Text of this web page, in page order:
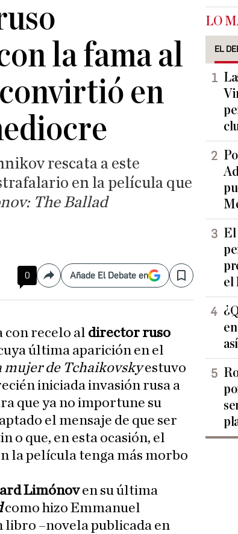
la fama al
en
rescata a este
en la película que
The Ballad
0 CompartirAñade El Debate en Save
con recelo al director ruso
última aparición en el
mujer de Tchaikovskyestuvo
iniciada invasión rusa a
que ya no importune su
el mensaje de que ser
o que, en esta ocasión, el
la película tenga más morbo
Limónoven su última
como hizo Emmanuel
libro –novela publicada en
LO
EL
El
el